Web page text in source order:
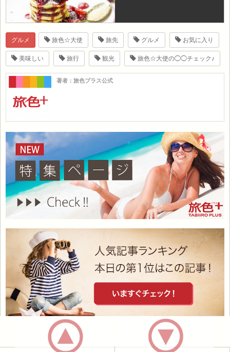
グルメ 旅色☆大使 旅先 グルメ お気に入り
美味しい 旅行 観光 旅色☆大使の◯◯チェック♪
著者：旅色プラス公式